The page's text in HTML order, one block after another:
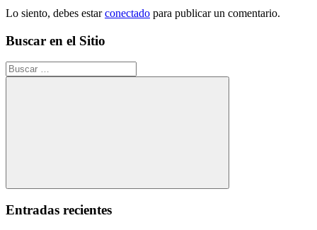
Lo siento, debes estarconectado para publicar un comentario.
Buscar en el Sitio
Buscar:
Buscar
Entradas recientes